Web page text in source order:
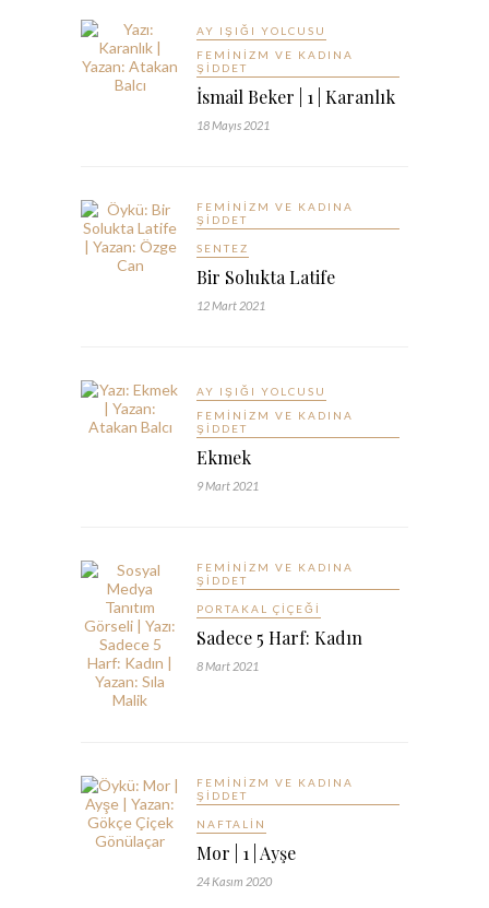
AY IŞIĞI YOLCUSU
FEMINIZM VE KADINA
ŞIDDET
İsmail Beker | 1 | Karanlık
18 Mayıs 2021
FEMINIZM VE KADINA
ŞIDDET
SENTEZ
Bir Solukta Latife
12 Mart 2021
AY IŞIĞI YOLCUSU
FEMINIZM VE KADINA
ŞIDDET
Ekmek
9 Mart 2021
FEMINIZM VE KADINA
ŞIDDET
PORTAKAL ÇIÇEĞI
Sadece 5 Harf: Kadın
8 Mart 2021
FEMINIZM VE KADINA
ŞIDDET
NAFTALIN
Mor | 1 | Ayşe
24 Kasım 2020